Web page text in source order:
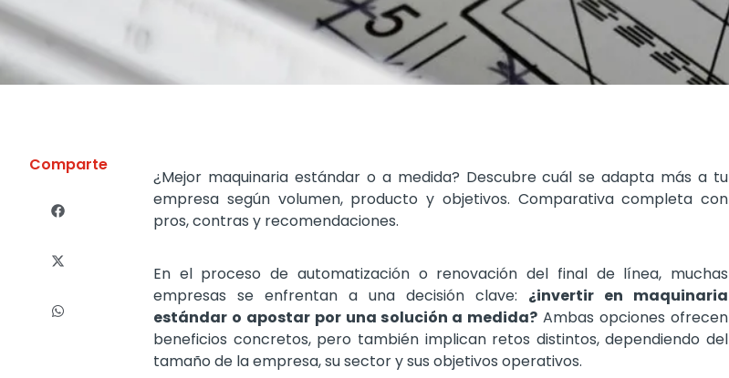
Comparte
¿Mejor maquinaria estándar o a medida? Descubre cuál se adapta más a tu
empresa según volumen, producto y objetivos. Comparativa completa con
pros, contras y recomendaciones.
En el proceso de automatización o renovación del final de línea, muchas
empresas se enfrentan a una decisión clave: ¿invertir en maquinaria
estándar o apostar por una solución a medida? Ambas opciones ofrecen
beneficios concretos, pero también implican retos distintos, dependiendo del
tamaño de la empresa, su sector y sus objetivos operativos.